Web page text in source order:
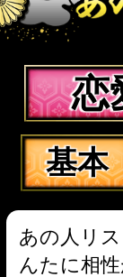
出会いた
待っていれば出
あんたに密かに
片思い
あの人と
あの人